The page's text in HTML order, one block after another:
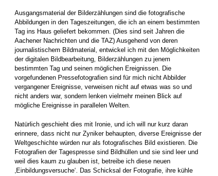
Ausgangsmaterial der Bilderzählungen sind die fotografische
Abbildungen in den Tageszeitungen, die ich an einem bestimmten
Tag ins Haus geliefert bekommen. (Dies sind seit Jahren die
Aachener Nachrichten und die TAZ) Ausgehend von deren
journalistischem Bildmaterial, entwickel ich mit den Möglichkeiten
der digitalen Bildbearbeitung, Bilderzählungen zu jenem
bestimmten Tag und seinen möglichen Ereignissen. Die
vorgefundenen Pressefotografien sind für mich nicht Abbilder
vergangener Ereignisse, verweisen nicht auf etwas was so und
nicht anders war, sondern lenken vielmehr meinen Blick auf
mögliche Ereignisse in parallelen Welten.
Natürlich geschieht dies mit Ironie, und ich will nur kurz daran
erinnere, dass nicht nur Zyniker behaupten, diverse Ereignisse der
Weltgeschichte würden nur als fotografisches Bild existieren. Die
Fotografien der Tagespresse sind Bildhüllen und sie sind leer und
weil dies kaum zu glauben ist, betreibe ich diese neuen
‚Einbildungsversuche‘. Das Schicksal der Fotografie, ihre kühle